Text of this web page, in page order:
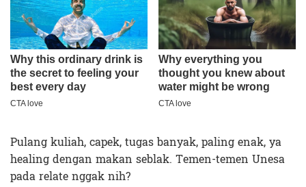
Pulang kuliah, capek, tugas banyak, paling enak, ya
healing dengan makan seblak. Temen-temen Unesa
pada relate nggak nih?